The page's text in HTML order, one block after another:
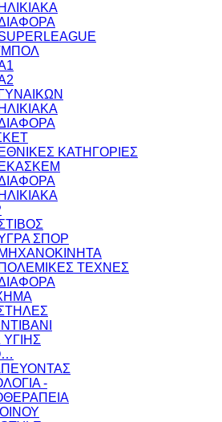
ΗΛΙΚΙΑΚΑ
ΓΥΝΑΙΚΩΝ
ΗΛΙΚΙΑΚΑ
ΕΘΝΙΚΕΣ ΚΑΤΗΓΟΡΙΕΣ
ΕΚΑΣΚΕΜ
ΗΛΙΚΙΑΚΑ
ΣΠΟΡ
ΜΗΧΑΝΟΚΙΝΗΤΑ
ΠΟΛΕΜΙΚΕΣ ΤΕΧΝΕΣ
-